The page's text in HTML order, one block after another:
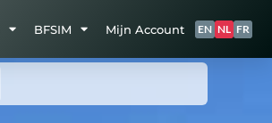
BFSIM Mijn Account EN NL FR